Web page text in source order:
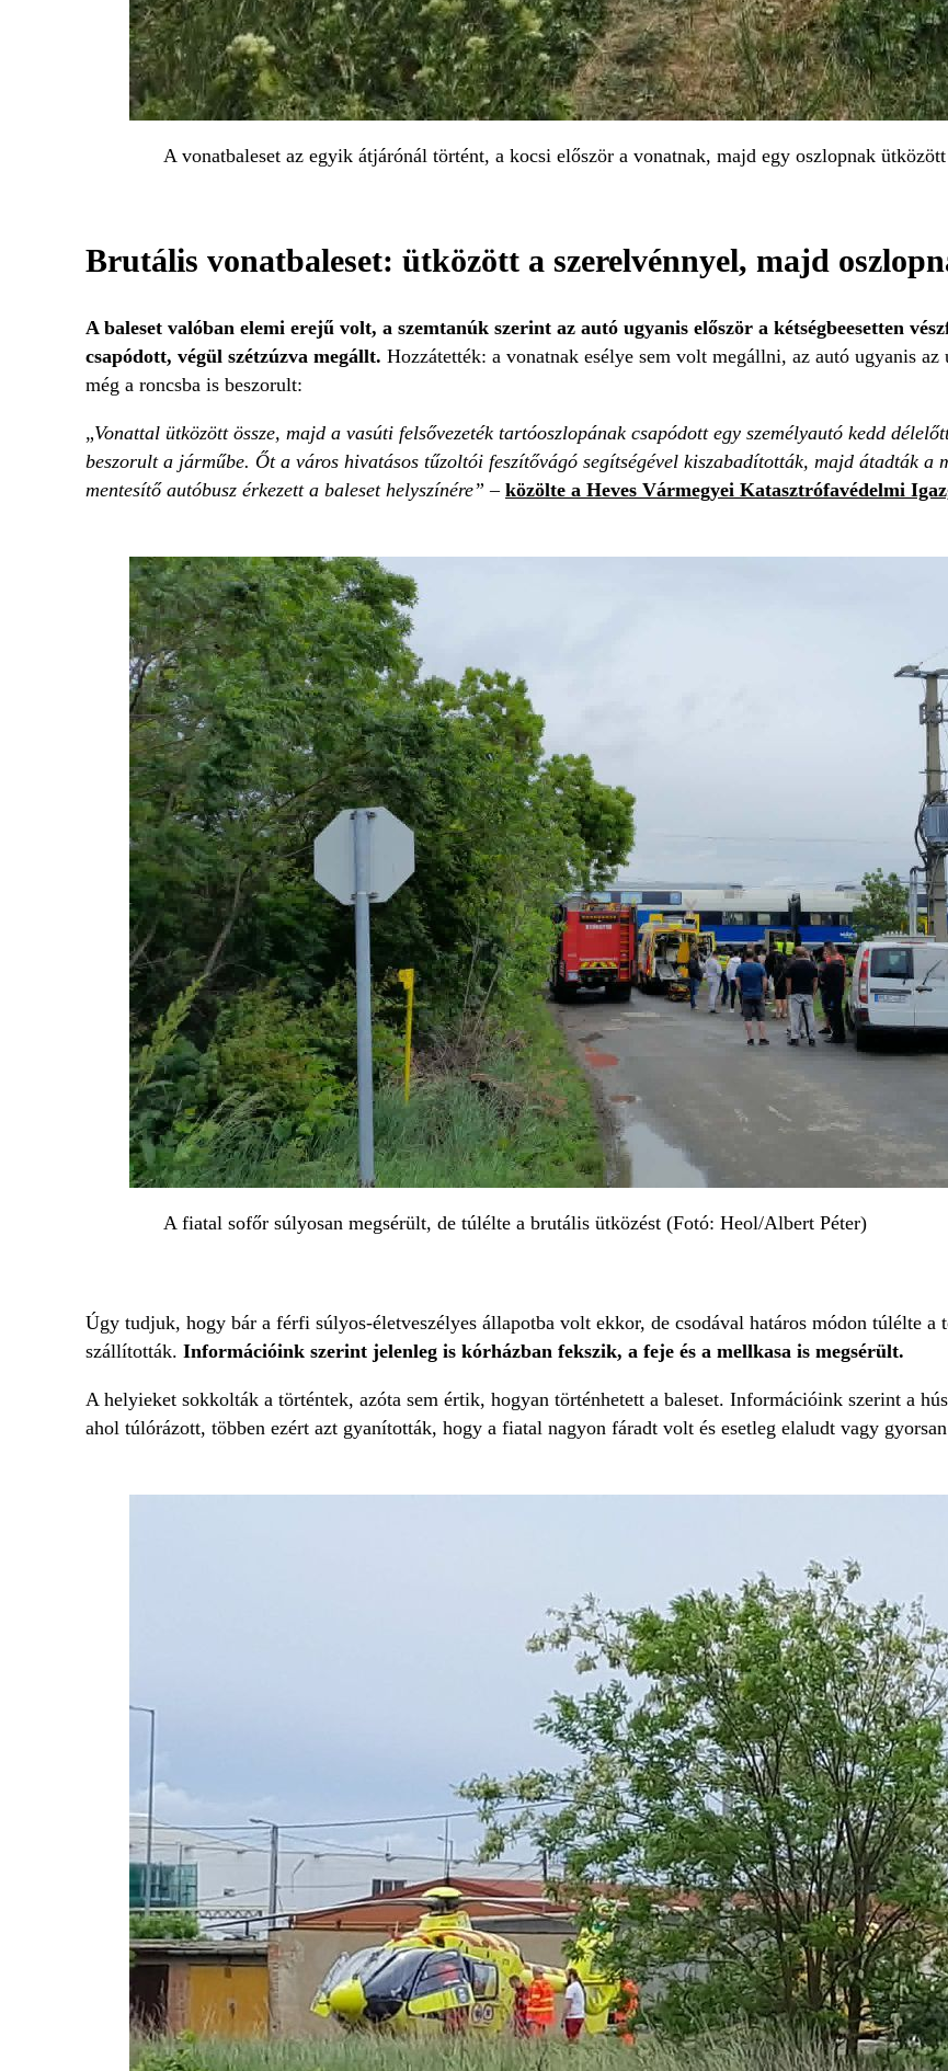
A vonatbaleset az egyik átjárónál történt, a kocsi először a vonatnak, majd egy oszlopnak
Brutális vonatbaleset: ütközött a szerelvénnyel, majd
A baleset valóban elemi erejű volt, a szemtanúk szerint az autó ugyanis először a kétségbeesetten
csapódott, végül szétzúzva megállt. Hozzátették: a vonatnak esélye sem volt megállni, az autó ugyanis
még a roncsba is beszorult:
„Vonattal ütközött össze, majd a vasúti felsővezeték tartóoszlopának csapódott egy személyautó kedd
beszorult a járműbe. Őt a város hivatásos tűzoltói feszítővágó segítségével kiszabadították, majd átadták a
mentesítő autóbusz érkezett a baleset helyszínére” – közölte a Heves Vármegyei Katasztrófavédelmi
A fiatal sofőr súlyosan megsérült, de túlélte a brutális ütközést (Fotó: Heol/Albert Péter)
Úgy tudjuk, hogy bár a férfi súlyos-életveszélyes állapotba volt ekkor, de csodával határos módon túlélte
szállították. Információink szerint jelenleg is kórházban fekszik, a feje és a mellkasa is megsérült.
A helyieket sokkolták a történtek, azóta sem értik, hogyan történhetett a baleset. Információink szerint a
ahol túlórázott, többen ezért azt gyanították, hogy a fiatal nagyon fáradt volt és esetleg elaludt vagy